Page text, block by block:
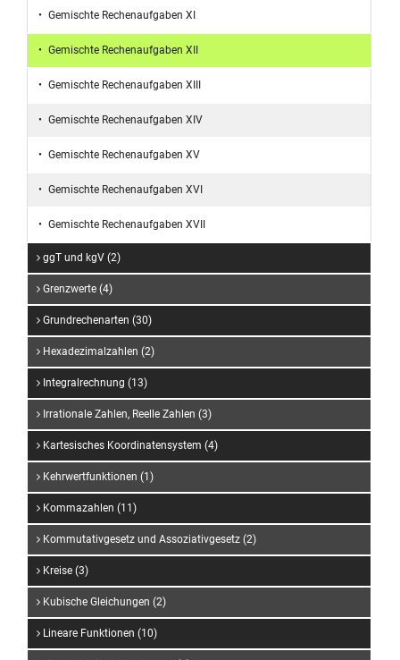
Gemischte Rechenaufgaben XI
Gemischte Rechenaufgaben XII
Gemischte Rechenaufgaben XIII
Gemischte Rechenaufgaben XIV
Gemischte Rechenaufgaben XV
Gemischte Rechenaufgaben XVI
Gemischte Rechenaufgaben XVII
ggT und kgV (2)
Grenzwerte (4)
Grundrechenarten (30)
Hexadezimalzahlen (2)
Integralrechnung (13)
Irrationale Zahlen, Reelle Zahlen (3)
Kartesisches Koordinatensystem (4)
Kehrwertfunktionen (1)
Kommazahlen (11)
Kommutativgesetz und Assoziativgesetz (2)
Kreise (3)
Kubische Gleichungen (2)
Lineare Funktionen (10)